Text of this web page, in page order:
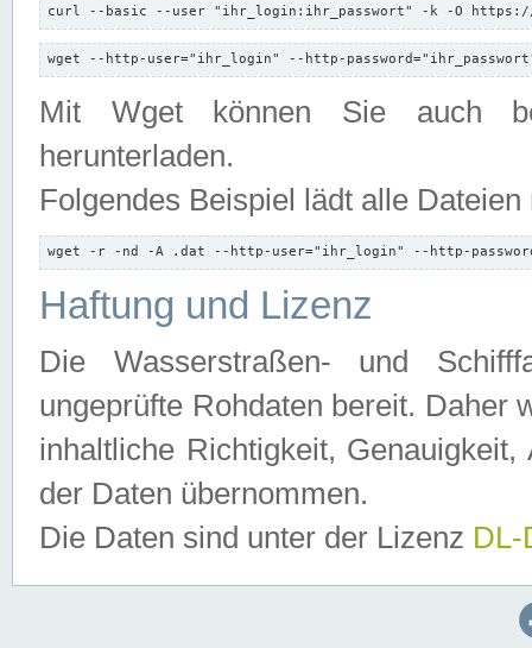
curl --basic --user "ihr_login:ihr_passwort" -k -O
wget --http-user="ihr_login" --http-
Mit Wget können Sie auch
herunterladen.
Folgendes Beispiel lädt alle
wget -r -nd -A .dat --http-user="ihr_login" --http-
Haftung und Lizenz
Die Wasserstraßen- und
ungeprüfte Rohdaten bereit. Daher
inhaltliche Richtigkeit,
der Daten übernommen.
Die Daten sind unter der Lizenz